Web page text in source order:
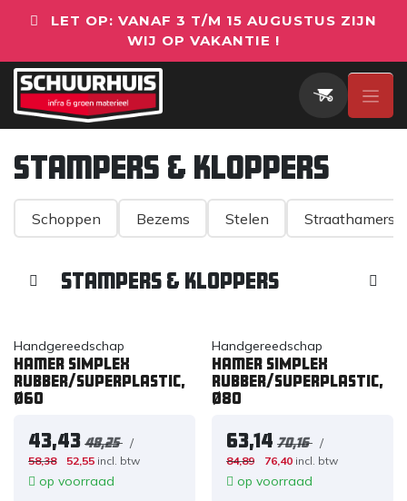
LET OP: VANAF 3 T/M 15 AUGUSTUS ZIJN
WIJ OP VAKANTIE !
Stampers & Kloppers
Schoppen Bezems Stelen Straathamers
Stampers & Kloppers
Handgereedschap
Hamer SIMPLEX
rubber/superplastic,
Ø60
43,43 48,25 /
58,38 52,55 incl. btw
op voorraad
Handgereedschap
Hamer SIMPLEX
rubber/superplastic,
Ø80
63,14 70,16 /
84,89 76,40 incl. btw
op voorraad